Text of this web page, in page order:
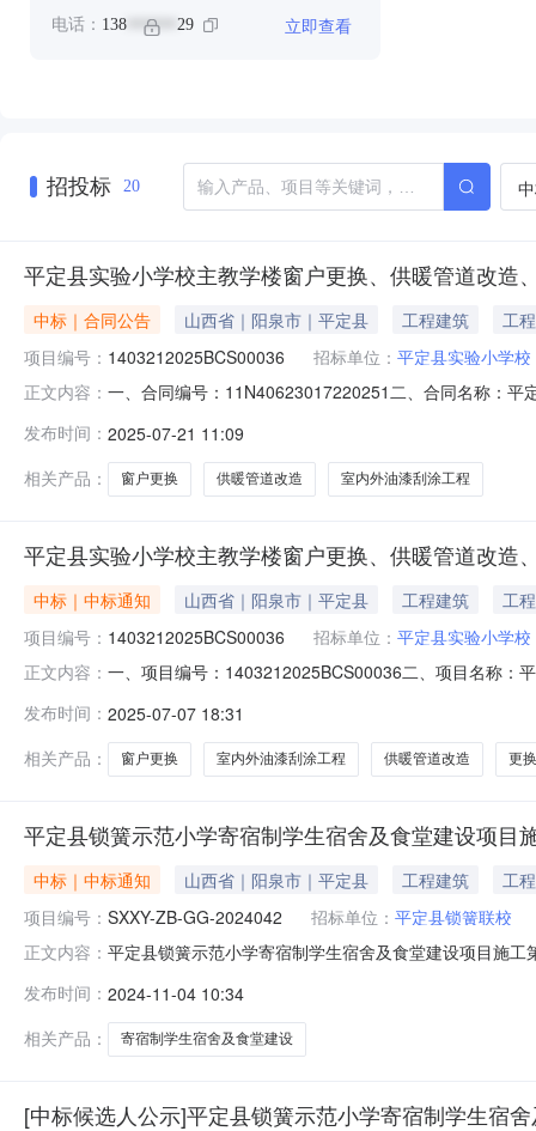
电话： 138 ****** 29 立即查看
招投标 20
平定县实验小学校主教学楼窗户更换、供暖管道改造
中标｜合同公告 山西省｜阳泉市｜平定县 工程建筑
工程
项目编号： 1403212025BCS00036 招标单位： 平定县实验小学校
正文内容： 一、合同编号：11N40623017220251二、合同名称：
6163297供应商（乙方）：山西华健建筑工程有限公司
发布时间： 2025-07-21 11:09
相关产品：
窗户更换 供暖管道改造 室内外油漆刮涂工程
平定县实验小学校主教学楼窗户更换、供暖管道改造
中标｜中标通知 山西省｜阳泉市｜平定县 工程建筑
工程
项目编号： 1403212025BCS00036 招标单位： 平定县实验小学校
正文内容： 一、项目编号：1403212025BCS00036二、项目名称：
理由其他事项四、主要标的信息工程类主要标的信息：
外油漆刮涂工
发布时间： 2025-07-07 18:31
相关产品：
窗户更换 室内外油漆刮涂工程 供暖管道改造 更
平定县锁簧示范小学寄宿制学生宿舍及食堂建设项目
中标｜中标通知 山西省｜阳泉市｜平定县 工程建筑
工程
项目编号： SXXY-ZB-GG-2024042 招标单位： 平定县锁簧联校
正文内容： 平定县锁簧示范小学寄宿制学生宿舍及食堂建设项目施
一标段的中标人如下：一、中标人信息：001第一标段：
发布时间： 2024-11-04 10:34
相关产品：
寄宿制学生宿舍及食堂建设
[中标候选人公示]平定县锁簧示范小学寄宿制学生宿